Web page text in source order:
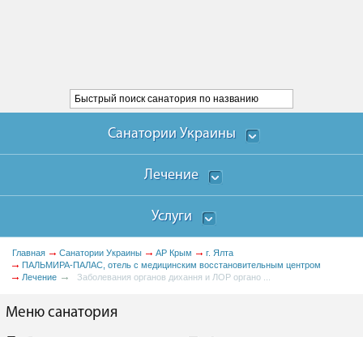
Санатории Украины
Лечение
Услуги
Главная Санатории Украины АР Крым
г. Ялта
ПАЛЬМИРА-ПАЛАС, отель с медицинским восстановительным центром
Лечение
Заболевания органов дихання и ЛОР органо ...
Меню санатория